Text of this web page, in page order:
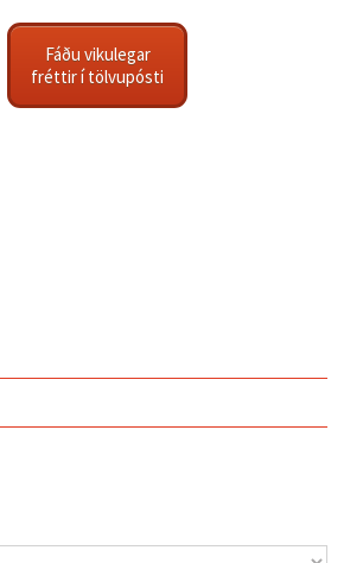
Fáðu vikulegar
fréttir í tölvupósti